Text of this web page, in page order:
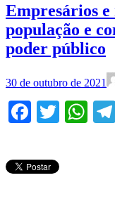
Empresários
população e
poder público
30 de outubro de 2021
Facebook
Twitter